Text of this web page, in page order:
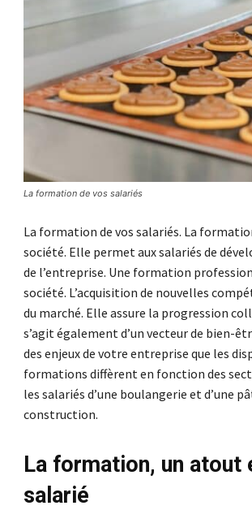
La formation de vos salariés
La formation de vos salariés. La
société. Elle permet aux salariés de
de l’entreprise. Une formation
société. L’acquisition de nouvelles
du marché. Elle assure la progression
s’agit également d’un vecteur de bien-
des enjeux de votre entreprise que les
formations diffèrent en fonction des
les salariés d’une boulangerie et d’une
construction.
La formation, un
salarié